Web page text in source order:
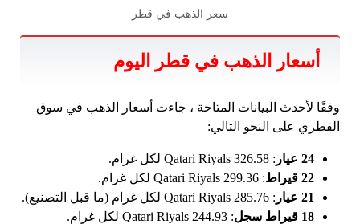
سعر الذهب في قطر
أسعار الذهب في قطر اليوم
وفقًا لأحدث البيانات المتاحة ، جاءت أسعار الذهب في سوق
القطري على النحو التالي:
24 عيار
: 326.58 Qatari Riyals لكل غرام.
22 قيراط
: 299.36 Qatari Riyals لكل غرام.
21 عيار
: 285.76 Qatari Riyals لكل غرام (ما قبل التصنيع).
18 قيراط سجل
: 244.93 Qatari Riyals لكل غرام.